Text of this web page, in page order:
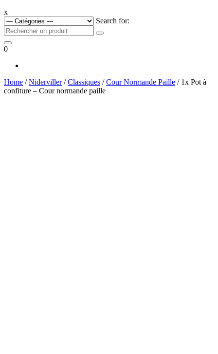
x
Search for:
0
Home /Niderviller/Classiques /Cour Normande Paille / 1x Pot à
confiture – Cour normande paille